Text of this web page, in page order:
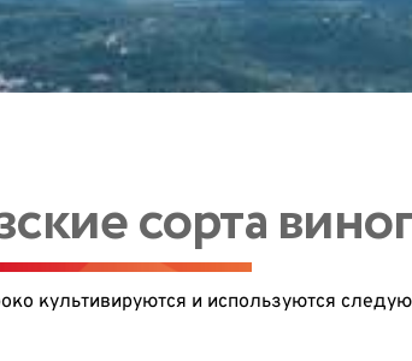
сорта
культивируются и используются